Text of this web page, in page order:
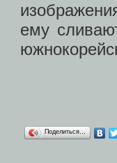
ему
Поделиться…